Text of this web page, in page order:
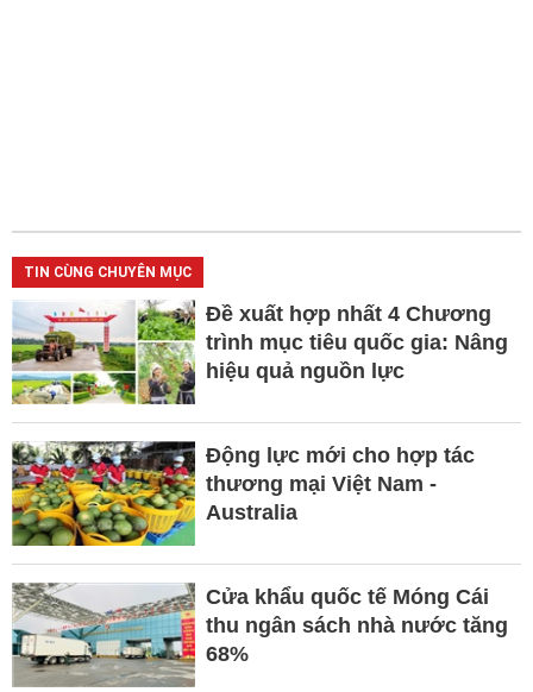
TIN CÙNG CHUYÊN MỤC
Đề xuất hợp nhất 4 Chương
trình mục tiêu quốc gia: Nâng
hiệu quả nguồn lực
Động lực mới cho hợp tác
thương mại Việt Nam -
Australia
Cửa khẩu quốc tế Móng Cái
thu ngân sách nhà nước tăng
68%